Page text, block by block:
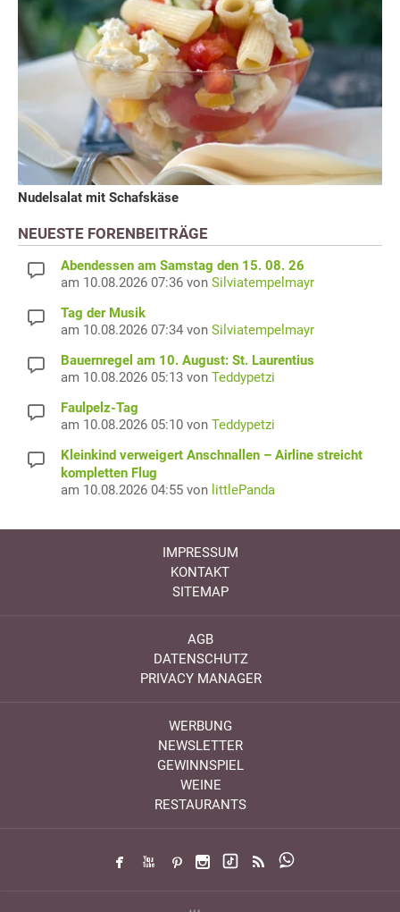
Nudelsalat mit Schafskäse
NEUESTE FORENBEITRÄGE
Abendessen am Samstag den 15. 08. 26
am 10.08.2026 07:36 von Silviatempelmayr
Tag der Musik
am 10.08.2026 07:34 von Silviatempelmayr
Bauernregel am 10. August: St. Laurentius
am 10.08.2026 05:13 von Teddypetzi
Faulpelz-Tag
am 10.08.2026 05:10 von Teddypetzi
Kleinkind verweigert Anschnallen – Airline streicht
kompletten Flug
am 10.08.2026 04:55 von littlePanda
IMPRESSUM
KONTAKT
SITEMAP
AGB
DATENSCHUTZ
PRIVACY MANAGER
WERBUNG
NEWSLETTER
GEWINNSPIEL
WEINE
RESTAURANTS